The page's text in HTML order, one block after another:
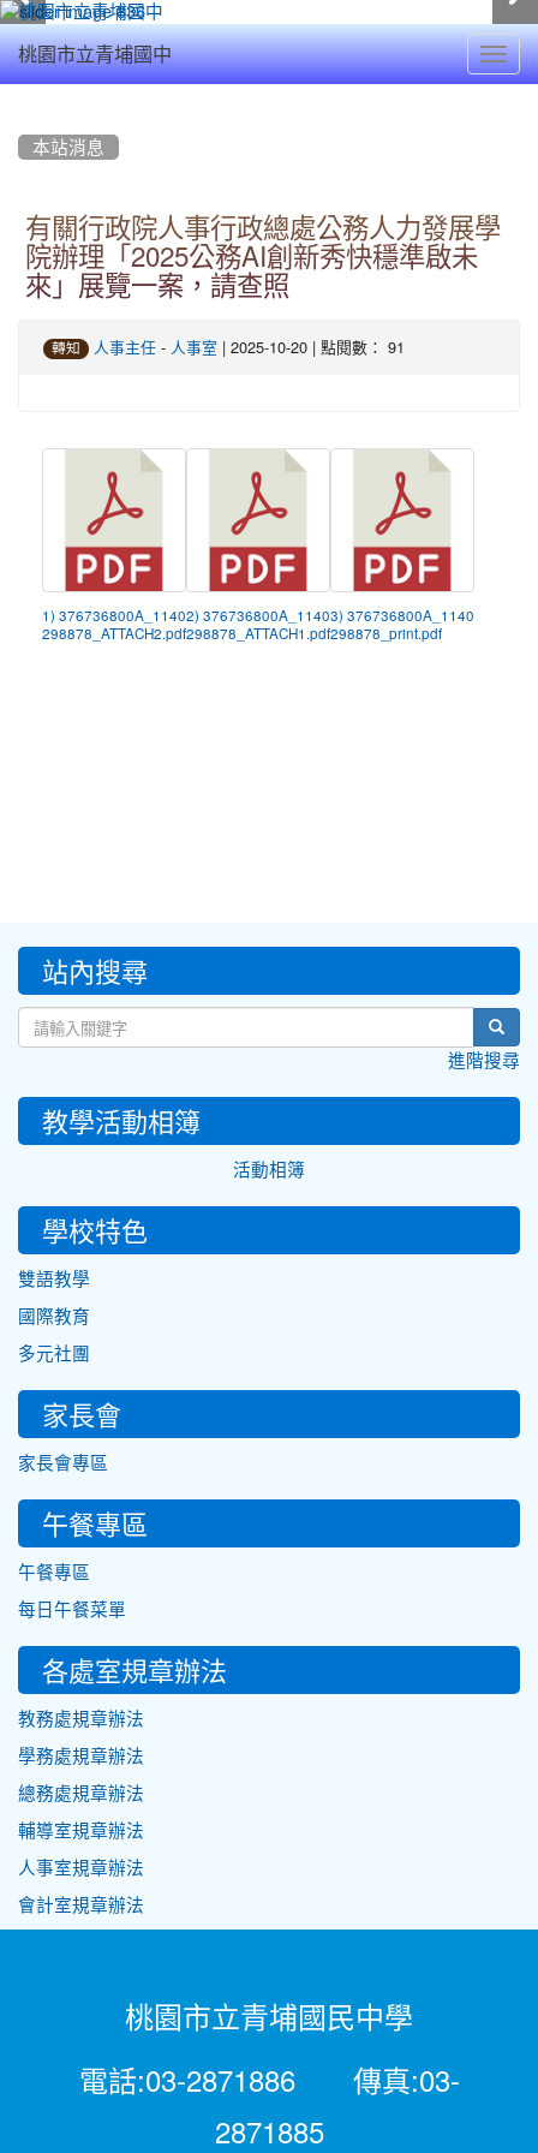
桃園市立青埔國中
本站消息
有關行政院人事行政總處公務人力發展學
院辦理「2025公務AI創新秀快穩準啟未
來」展覽一案，請查照
轉知 人事主任 - 人事室 | 2025-10-20 | 點閱數： 91
1) 376736800A_1140
298878_ATTACH2.pdf
2) 376736800A_1140
298878_ATTACH1.pdf
3) 376736800A_1140
298878_print.pdf
::: 站內搜尋
進階搜尋
教學活動相簿
活動相簿
學校特色
雙語教學
國際教育
多元社團
家長會
家長會專區
午餐專區
午餐專區
每日午餐菜單
各處室規章辦法
教務處規章辦法
學務處規章辦法
總務處規章辦法
輔導室規章辦法
人事室規章辦法
會計室規章辦法
桃園市立青埔國民中學
電話:03-2871886 傳真:03-
2871885